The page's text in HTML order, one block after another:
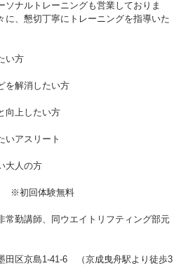
ナルトレーニングも営業しておりま
に、懇切丁寧にトレーニングを指導いた
い方
を解消したい方
向上したい方
いアスリート
大人の方
※初回体験無料
勤講師、同ウエイトリフティング部元
田区京島1-41-6 （京成曳舟駅より徒歩3